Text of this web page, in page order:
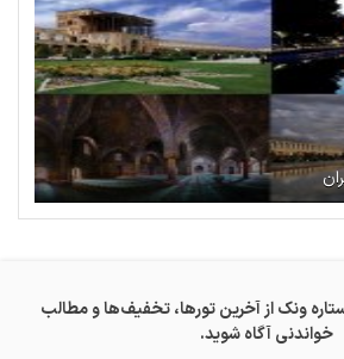
ونک از آخرین تورها، تخفیف‌ها و مطالب
خواندنی آگاه شوید.